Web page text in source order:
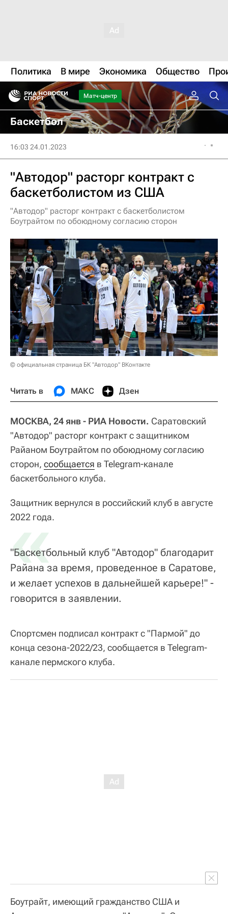
Политика В мире Экономика Общество
Матч-центр
Баскетбол
16:03 24.01.2023
"Автодор" расторг контракт с
баскетболистом из США
"Автодор" расторг контракт с баскетболистом
Боутрайтом по обоюдному согласию сторон
© официальная страница БК "Автодор" ВКонтакте
Читать в МАКС Дзен
МОСКВА, 24 янв - РИА Новости. Саратовский
"Автодор" расторг контракт с защитником
Райаном Боутрайтом по обоюдному согласию
сторон, сообщается в Telegram-канале
баскетбольного клуба.
Защитник вернулся в российский клуб в августе
2022 года.
«
"Баскетбольный клуб "Автодор" благодарит
Райана за время, проведенное в Саратове,
и желает успехов в дальнейшей карьере!" -
говорится в заявлении.
Спортсмен подписал контракт с "Пармой" до
конца сезона-2022/23, сообщается в Telegram-
канале пермского клуба.
Боутрайт, имеющий гражданство США и